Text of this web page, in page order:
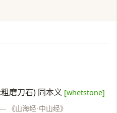
磨刀石) 同本义 [whetstone]
《山海经·中山经》